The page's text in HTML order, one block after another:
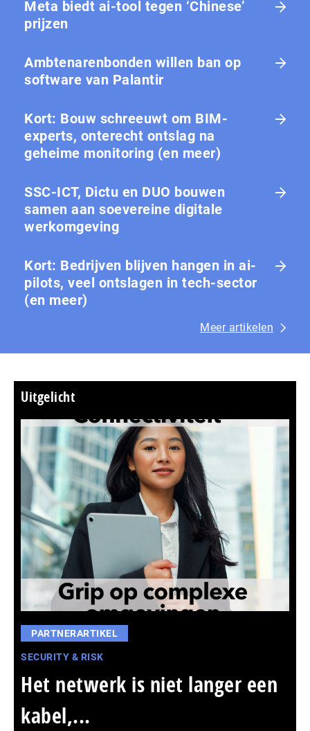
Meta biedt ai-tool tegen ‘Chinese’
prijzen
Ambtenarenbonden willen ban op
software van Palantir
Kort: Bouw schreeuwt om BIM-
experts, onterecht ontslag na
geheime monitoring (en meer)
SSC-ICT, Dictu en DUO bouwen
samen aan soevereine digitale
werkomgeving
Kort: Bedrijven blijven hangen in ai-
pilots, veel ontslagen in tech-sector
(en meer)
Meer artikelen
Uitgelicht
PARTNERARTIKEL
SECURITY & RISK
Het netwerk is niet langer een
kabel,...